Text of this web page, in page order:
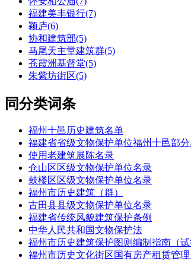
福建美丰银行(7)
颖庐(6)
协和建筑部(5)
马尾天主堂建筑群(5)
苍霞洲基督堂(5)
朱紫坊街区(5)
同分类词条
福州十邑历史建筑名单
福建省省级文物保护单位福州十邑部
使用老建筑展陈名录
仓山区区级文物保护单位名录
鼓楼区区级文物保护单位名录
福州市历史建筑（群）
古田县县级文物保护单位名录
福建省传统风貌建筑保护条例
中华人民共和国文物保护法
福州市历史建筑保护图则编制指南（试
福州市历史文化街区国有房产租赁管